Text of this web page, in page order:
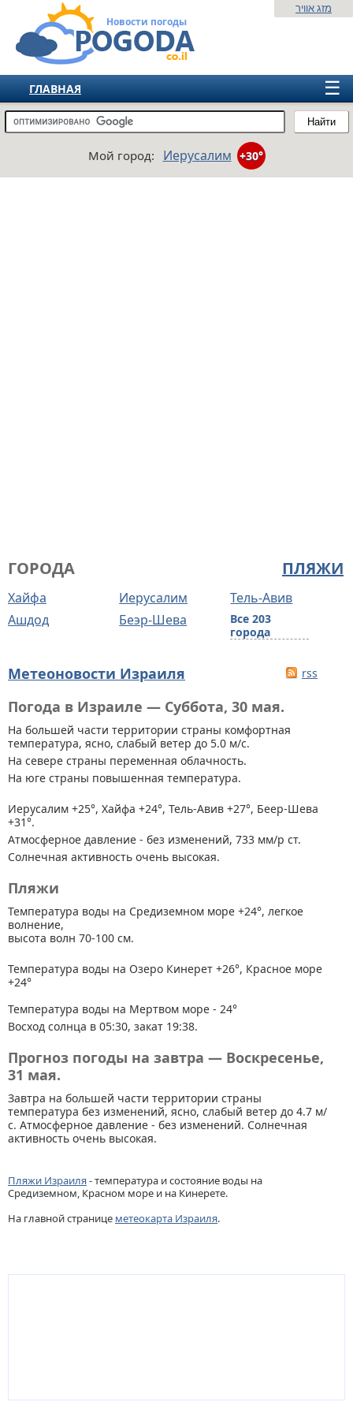
Новости погоды
Найти
מזג אוויר
☰
ГЛАВНАЯ
ИЗРАИЛЬ
ЕВРОПА
Мой город: Иерусалим +30°
ПЛЯЖИ
ГОРОДА
Хайфа Иерусалим
Тель-Авив
Ашдод
Беэр-Шева
Все 203
города
Метеоновости Израиля rss
Погода в Израиле — Суббота, 30 мая.
На большей части территории страны комфортная
температура, ясно, слабый ветер до 5.0 м/с.
На севере страны переменная облачность.
На юге страны повышенная температура.
Иерусалим +25°, Хайфа +24°, Тель-Авив +27°, Беер-Шева
+31°.
Атмосферное давление - без изменений, 733 мм/р ст.
Солнечная активность очень высокая.
Пляжи
Температура воды на Средиземном море +24°, легкое
волнение,
высота волн 70-100 см.
Температура воды на Озеро Кинерет +26°, Красное море
+24°
Температура воды на Мертвом море - 24°
Восход солнца в 05:30, закат 19:38.
Прогноз погоды на завтра — Воскресенье,
31 мая.
Завтра на большей части территории страны
температура без изменений, ясно, слабый ветер до 4.7 м/
с. Атмосферное давление - без изменений. Солнечная
активность очень высокая.
Пляжи Израиля- температура и состояние воды на
Средиземном, Красном море и на Кинерете.
На главной странице метеокарта Израиля.